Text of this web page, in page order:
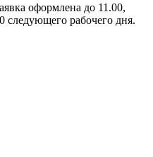
оформлена до 11.00,
следующего рабочего дня.